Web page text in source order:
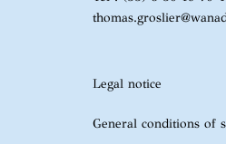
Legal notice
General conditions of